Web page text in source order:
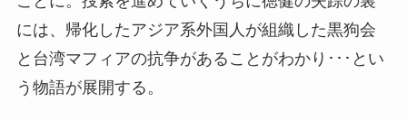
には、帰化したアジア系外国人が組織した黒狗会
と台湾マフィアの抗争があることがわかり･･･とい
う物語が展開する。